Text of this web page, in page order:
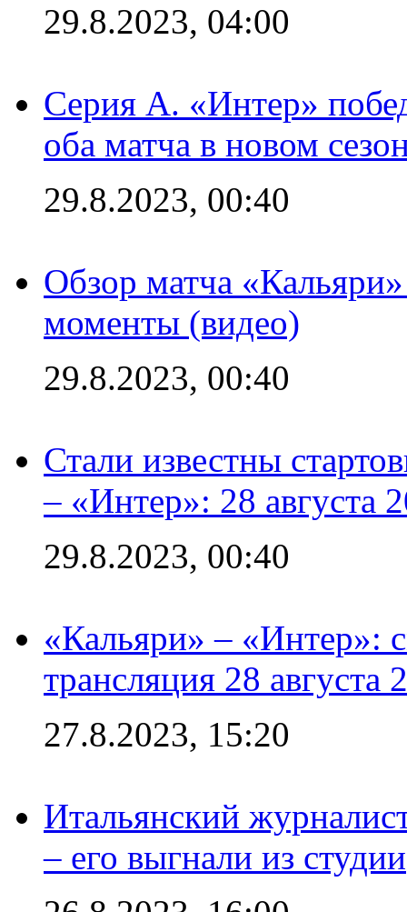
29.8.2023, 04:00
Серия А. «Интер»
оба матча в новом
29.8.2023, 00:40
Обзор матча
моменты (видео)
29.8.2023, 00:40
Стали известны
– «Интер»: 28 августа
29.8.2023, 00:40
«Кальяри» – «Интер»:
трансляция 28 августа
27.8.2023, 15:20
Итальянский
– его выгнали из студии